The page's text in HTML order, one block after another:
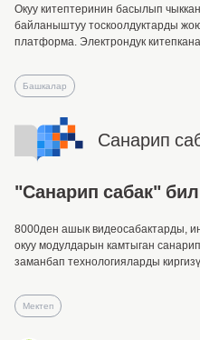
Окуу китептеринин басылып
байланыштуу тоскоолдуктарды
платформа. Электрондук
башка билим берүү
мүмкүнчүлүк берет.
Башкалар
Санарип
"Санарип сабак"
8000ден ашык видеосабактарды,
окуу модулдарын камтыган
заманбап технологияларды
жеткиликтүүлүгүн жогорулатууга
Мектеп